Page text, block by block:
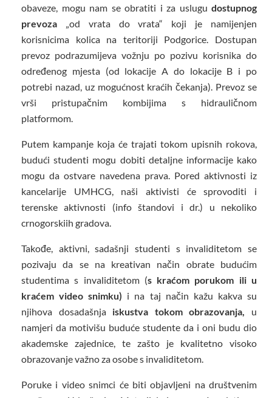
obaveze, mogu nam se obratiti i za uslugu dostupnog
prevoza „od vrata do vrata“ koji je namijenjen
korisnicima kolica na teritoriji Podgorice. Dostupan
prevoz podrazumijeva vožnju po pozivu korisnika do
određenog mjesta (od lokacije A do lokacije B i po
potrebi nazad, uz mogućnost kraćih čekanja). Prevoz se
vrši pristupačnim kombijima s hidrauličnom
platformom.
Putem kampanje koja će trajati tokom upisnih rokova,
budući studenti mogu dobiti detaljne informacije kako
mogu da ostvare navedena prava. Pored aktivnosti iz
kancelarije UMHCG, naši aktivisti će sprovoditi i
terenske aktivnosti (info štandovi i dr.) u nekoliko
crnogorskiih gradova.
Takođe, aktivni, sadašnji studenti s invaliditetom se
pozivaju da se na kreativan način obrate budućim
studentima s invaliditetom (s kraćom porukom ili u
kraćem video snimku) i na taj način kažu kakva su
njihova dosadašnja iskustva tokom obrazovanja, u
namjeri da motivišu buduće studente da i oni budu dio
akademske zajednice, te zašto je kvalitetno visoko
obrazovanje važno za osobe s invaliditetom.
Poruke i video snimci će biti objavljeni na društvenim